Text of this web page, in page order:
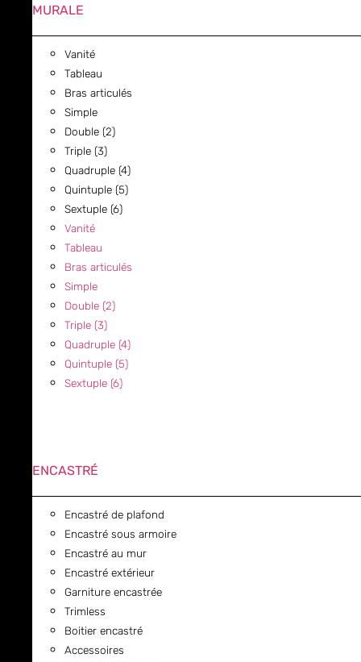
MURALE
Vanité
Tableau
Bras articulés
Simple
Double (2)
Triple (3)
Quadruple (4)
Quintuple (5)
Sextuple (6)
Vanité
Tableau
Bras articulés
Simple
Double (2)
Triple (3)
Quadruple (4)
Quintuple (5)
Sextuple (6)
ENCASTRÉ
Encastré de plafond
Encastré sous armoire
Encastré au mur
Encastré extérieur
Garniture encastrée
Trimless
Boitier encastré
Accessoires